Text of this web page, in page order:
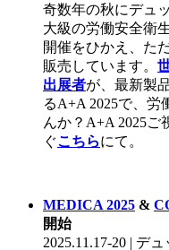
奇数年の秋にデュ
大級の労働安全衛
開催をひかえ、た
販売しています。
出展者が、最新製
るA+A 2025で、労
んか？A+A 2025ご
ぐこちらにて。
MEDICA 2025 &
開始
2025.11.17-20 | デ